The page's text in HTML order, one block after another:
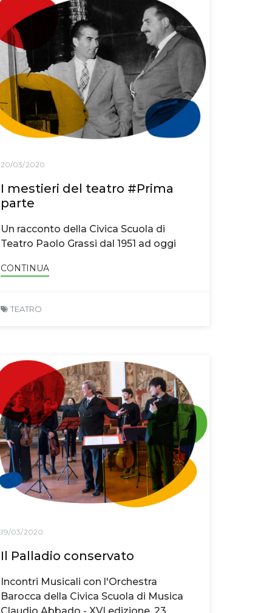
20/03/2020
I mestieri del teatro #Prima
parte
Un racconto della Civica Scuola di
Teatro Paolo Grassi dal 1951 ad oggi
CONTINUA
TEATRO
19/03/2020
Il Palladio conservato
Incontri Musicali con l'Orchestra
Barocca della Civica Scuola di Musica